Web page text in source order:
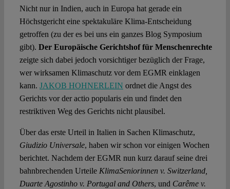
Nicht nur in Indien, auch in Europa hat gerade ein
Höchstgericht eine spektakuläre Klima-Entscheidung
getroffen (zu der es bei uns ein ganzes Blog Symposium
gibt). Der Europäische Gerichtshof für Menschenrechte
zeigte sich dabei jedoch vorsichtiger bezüglich der Frage,
wer wirksamen Klimaschutz vor dem EGMR einklagen
kann. JAKOB HOHNERLEIN ordnet die Angst des
Gerichts vor der actio popularis ein und findet den
restriktiven Weg des Gerichts nicht plausibel.
Über das erste Urteil in Italien in Sachen Klimaschutz,
Giudizio Universale, haben wir schon vor einigen Wochen
berichtet. Nachdem der EGMR nun kurz darauf seine drei
bahnbrechenden Urteile KlimaSeniorinnen v. Switzerland,
Duarte Agostinho v. Portugal and Others, und Carême v.